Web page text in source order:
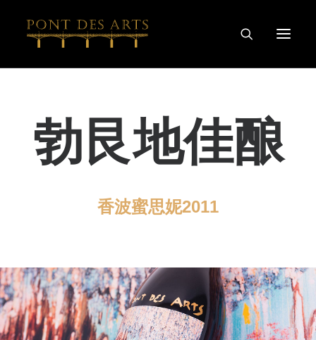
我们的故事
艺术家
联系我们
隐私和COOKIE政策
条款及细则
勃艮地佳酿
香波蜜思妮2011